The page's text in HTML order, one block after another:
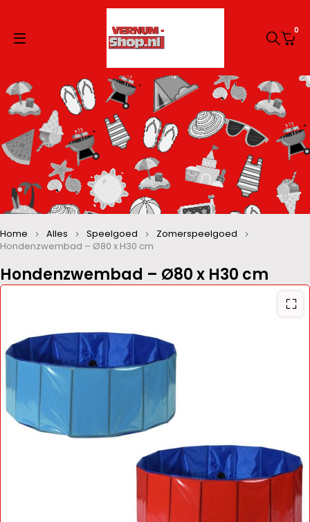
0
Hondenzwembad – Ø80 x H30 cm
Home Alles Speelgoed
Zomerspeelgoed
Hondenzwembad – Ø80 x H30 cm